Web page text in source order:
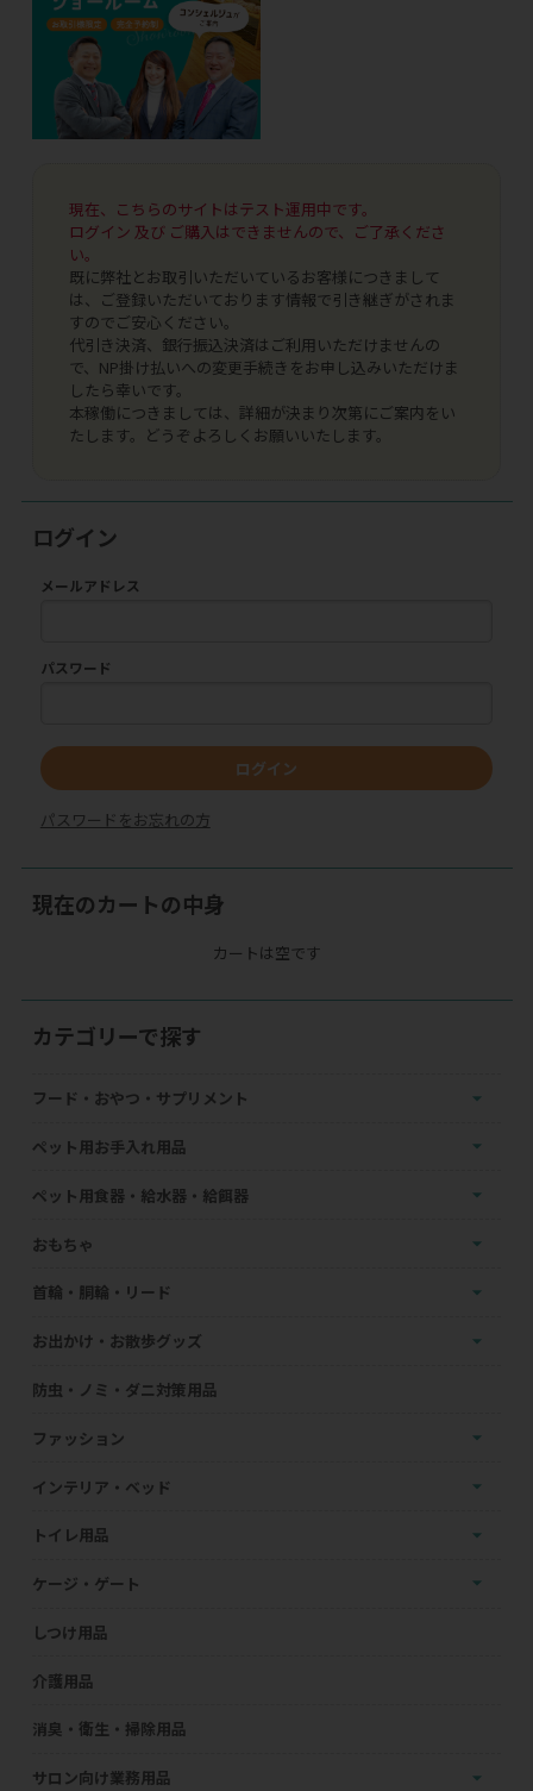
現在、こちらのサイトはテスト運用中です。
ログイン 及び ご購入はできませんので、ご了承くださ
い。
既に弊社とお取引いただいているお客様につきまして
は、ご登録いただいております情報で引き継ぎがされま
すのでご安心ください。
代引き決済、銀行振込決済はご利用いただけませんの
で、NP掛け払いへの変更手続きをお申し込みいただけま
したら幸いです。
本稼働につきましては、詳細が決まり次第にご案内をい
たします。どうぞよろしくお願いいたします。
ログイン
メールアドレス
パスワード
ログイン
パスワードをお忘れの方
現在のカートの中身
カートは空です
カテゴリーで探す
フード・おやつ・サプリメント
ペット用お手入れ用品
ペット用食器・給水器・給餌器
おもちゃ
首輪・胴輪・リード
お出かけ・お散歩グッズ
防虫・ノミ・ダニ対策用品
ファッション
インテリア・ベッド
トイレ用品
ケージ・ゲート
しつけ用品
介護用品
消臭・衛生・掃除用品
サロン向け業務用品